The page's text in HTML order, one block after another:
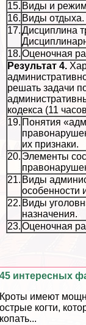
15. Виды и
16. Виды отдыха.
17.Дисциплина
18.Оценочная
Результат 4.
решать задачи
кодекса (11
19. Понятия
их признаки.
20. Элементы
21. Виды
особенности
22. Виды
назначения.
23.Оценочная
45 интересных
Кроты имеют
острые когти,
копать...